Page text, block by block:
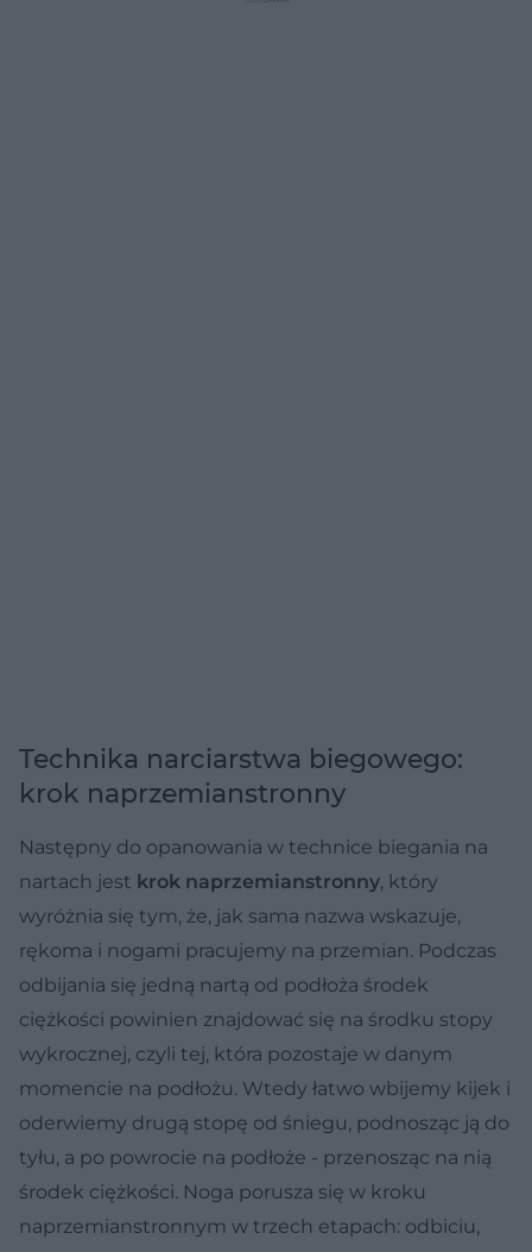
Technika narciarstwa biegowego:
krok naprzemianstronny
Następny do opanowania w technice biegania na
nartach jest krok naprzemianstronny, który
wyróżnia się tym, że, jak sama nazwa wskazuje,
rękoma i nogami pracujemy na przemian. Podczas
odbijania się jedną nartą od podłoża środek
ciężkości powinien znajdować się na środku stopy
wykrocznej, czyli tej, która pozostaje w danym
momencie na podłożu. Wtedy łatwo wbijemy kijek i
oderwiemy drugą stopę od śniegu, podnosząc ją do
tyłu, a po powrocie na podłoże - przenosząc na nią
środek ciężkości. Noga porusza się w kroku
naprzemianstronnym w trzech etapach: odbiciu,